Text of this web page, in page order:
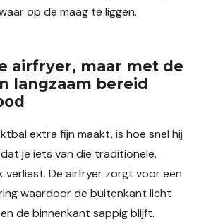
op de maag te liggen.
airfryer, maar met de
langzaam bereid
extra fijn maakt, is hoe snel hij
je iets van die traditionele,
verliest. De airfryer zorgt voor een
waardoor de buitenkant licht
de binnenkant sappig blijft.